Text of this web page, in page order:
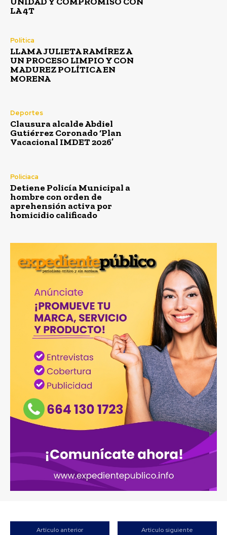
LA 4T
Política
LLAMA JULIETA RAMÍREZ A
UN PROCESO LIMPIO Y CON
MADUREZ POLÍTICA EN
MORENA
Deportes
Clausura alcalde Abdiel
Gutiérrez Coronado ‘Plan
Vacacional IMDET 2026’
Policiaca
Detiene Policía Municipal a
hombre con orden de
aprehensión activa por
homicidio calificado
Artículo anterior Artículo siguiente